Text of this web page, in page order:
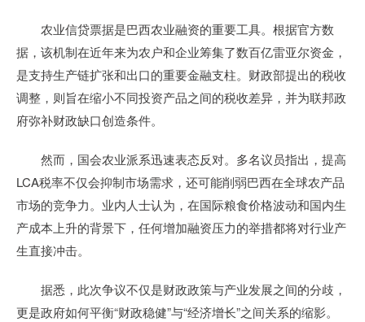
农业信贷票据是巴西农业融资的重要工具。根据官方数
据，该机制在近年来为农户和企业筹集了数百亿雷亚尔资金，
是支持生产链扩张和出口的重要金融支柱。财政部提出的税收
调整，则旨在缩小不同投资产品之间的税收差异，并为联邦政
府弥补财政缺口创造条件。
然而，国会农业派系迅速表态反对。多名议员指出，提高
LCA税率不仅会抑制市场需求，还可能削弱巴西在全球农产品
市场的竞争力。业内人士认为，在国际粮食价格波动和国内生
产成本上升的背景下，任何增加融资压力的举措都将对行业产
生直接冲击。
据悉，此次争议不仅是财政政策与产业发展之间的分歧，
更是政府如何平衡“财政稳健”与“经济增长”之间关系的缩影。